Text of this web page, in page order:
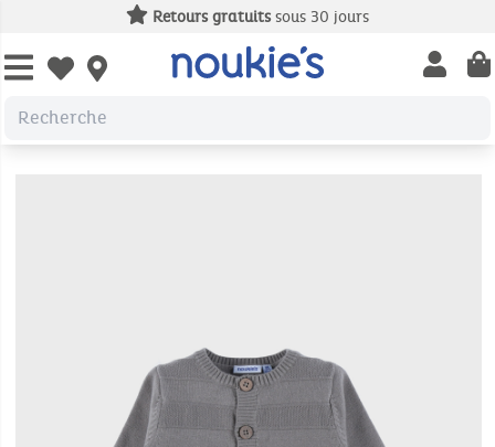
Retours gratuitssous 30 jours
Open wishlist Open